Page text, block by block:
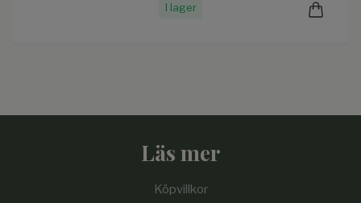
I lager
Läs mer
Köpvillkor